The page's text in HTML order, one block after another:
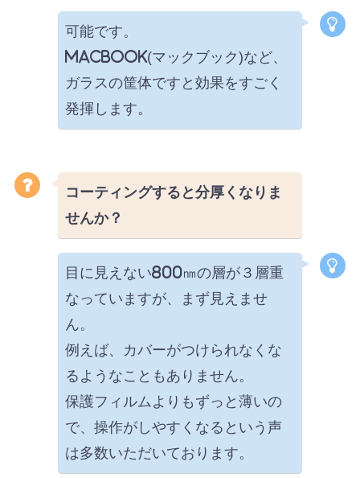
可能です。
MacBook(マックブック)など、
ガラスの筐体ですと効果をすごく
発揮します。
コーティングすると分厚くなりま
せんか？
目に見えない800㎚の層が３層重
なっていますが、まず見えませ
ん。
例えば、カバーがつけられなくな
るようなこともありません。
保護フィルムよりもずっと薄いの
で、操作がしやすくなるという声
は多数いただいております。